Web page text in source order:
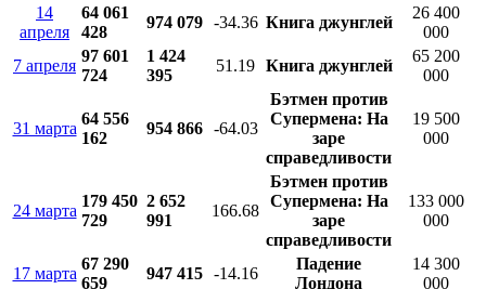
14
апреля
64 061
428
974 079 -34.36 Книга джунглей
26 400
000
7 апреля
97 601
724
1 424
395
51.19 Книга джунглей
65 200
000
31 марта
64 556
162
954 866 -64.03
Бэтмен против
Супермена: На
заре
справедливости
19 500
000
24 марта
179 450
729
2 652
991
166.68
Бэтмен против
Супермена: На
заре
справедливости
133 000
000
17 марта
67 290
659
947 415 -14.16
Падение
Лондона
14 300
000